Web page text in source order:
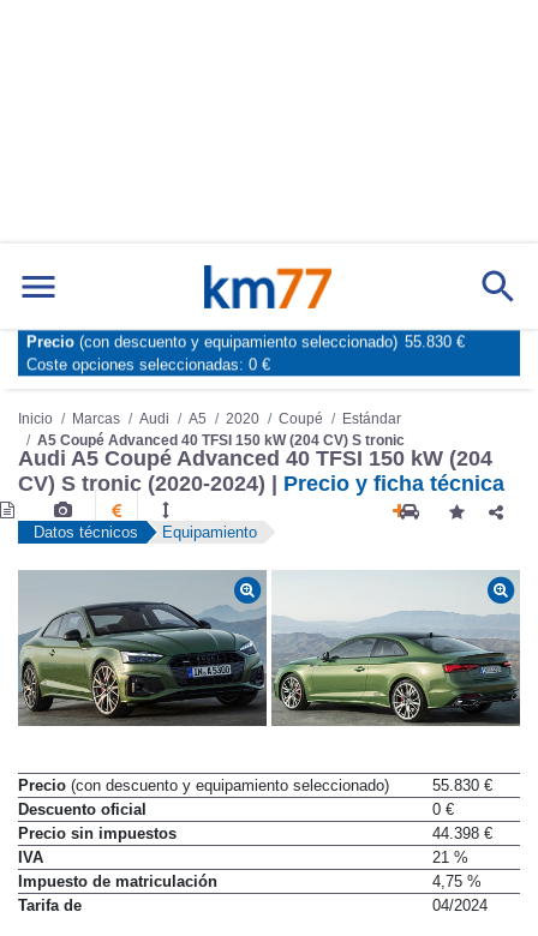
Marcas Comparador de coches
Inicio Marcas Audi A5 2020 Coupé
Estándar
A5 Coupé Advanced 40 TFSI 150 kW (204 CV) S tronic
Audi A5 Coupé Advanced 40 TFSI 150 kW (204
CV) S tronic (2020-2024) | Precio y ficha técnica
Datos técnicos Equipamiento
Precio (con descuento y equipamiento seleccionado)
55.830 €
Descuento oficial
0 €
Precio sin impuestos
44.398 €
IVA
21 %
Impuesto de matriculación
4,75 %
Tarifa de
04/2024
Precio (con descuento y equipamiento seleccionado) 55.830 €
Coste opciones seleccionadas: 0 €